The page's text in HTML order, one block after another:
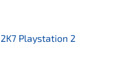
2K7 Playstation 2